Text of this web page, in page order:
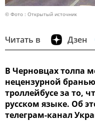
© Фото : Открытый источник
Читать в Дзен
В Черновцах толпа
нецензурной
троллейбусе за то,
русском языке. Об
телеграм-канал